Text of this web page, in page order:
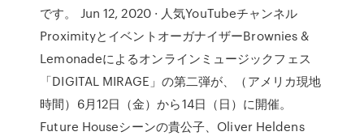
です。 Jun 12, 2020 · 人気YouTubeチャンネル
ProximityとイベントオーガナイザーBrownies &
Lemonadeによるオンラインミュージックフェス
「DIGITAL MIRAGE」の第二弾が、（アメリカ現地
時間）6月12日（金）から14日（日）に開催。
Future Houseシーンの貴公子、Oliver Heldens